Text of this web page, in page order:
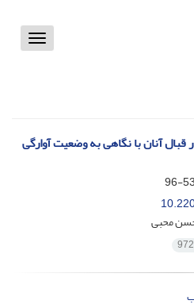
Toggle
آنان با نگاهی به وضعیت آوارگی
53-96
محبی